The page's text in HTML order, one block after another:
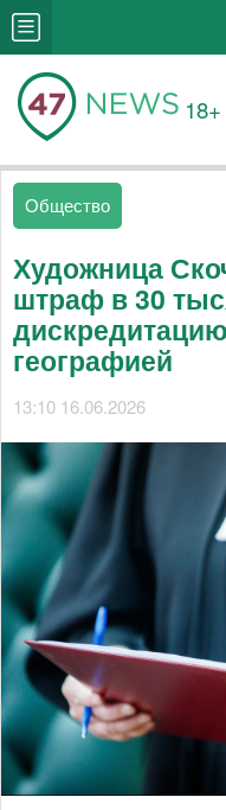
18+
Общество
Художница
штраф в 30
географией
13:10 16.06.2026